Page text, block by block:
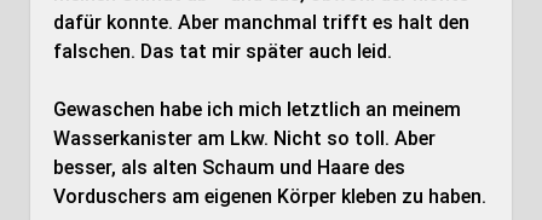
dafür konnte. Aber manchmal trifft es halt den
falschen. Das tat mir später auch leid.
Gewaschen habe ich mich letztlich an meinem
Wasserkanister am Lkw. Nicht so toll. Aber
besser, als alten Schaum und Haare des
Vorduschers am eigenen Körper kleben zu haben.